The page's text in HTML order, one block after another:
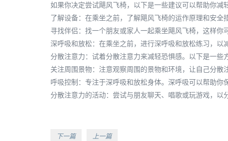
如果你决定尝试飓风飞椅，以下是一些建议可以帮助你减
了解设备：在乘坐之前，了解飓风飞椅的运作原理和安全
寻找伴侣：找一个朋友或家人一起乘坐飓风飞椅，这样你
深呼吸和放松：在乘坐之前，进行深呼吸和放松练习，以
分散注意力：试着分散注意力来减轻恐惧感。以下是一些
关注周围景物：注意观察周围的景物和环境，让自己分散
呼吸控制：专注于深呼吸和放松身体。深呼吸可以帮助你
分散注意力的活动：尝试与朋友聊天、唱歌或玩游戏，以
下一篇 上一篇